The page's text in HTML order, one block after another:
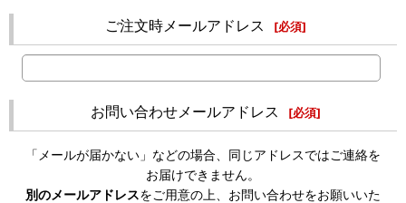
ご注文時メールアドレス [必須]
お問い合わせメールアドレス [必須]
「メールが届かない」などの場合、同じアドレスではご連絡を
お届けできません。
別のメールアドレスをご用意の上、お問い合わせをお願いいた